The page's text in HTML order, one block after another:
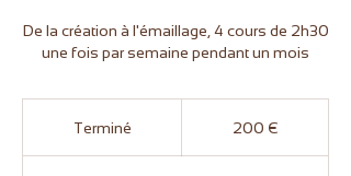
De la création à l'émaillage, 4 cours de 2h30
une fois par semaine pendant un mois
Terminé 200 €